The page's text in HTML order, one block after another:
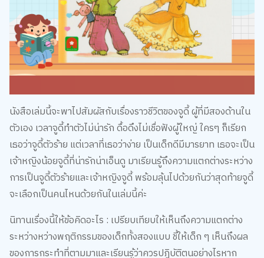
นังสือเล่มนี้จะพาไปสัมผัสกับเรื่องราวชีวิตของจูดี้ ผู้ที่มีสองด้านใน
ตัวเอง เวลาจูดี้ทำตัวไม่น่ารัก ดื้อดึงไม่เชื่อฟังผู้ใหญ่ ใครๆ ก็เรียก
เธอว่าจูดี้ตัวร้าย แต่เวลาที่เธอว่าง่าย เป็นเด็กดีมีมารยาท เธอจะเป็น
เจ้าหญิงน้อยจูดี้ที่น่ารักน่าเอ็นดู มาเรียนรู้ถึงความแตกต่างระหว่าง
การเป็นจูดี้ตัวร้ายและเจ้าหญิงจูดี้ พร้อมลุ้นไปด้วยกันว่าสุดท้ายจูดี้
จะเลือกเป็นคนไหนด้วยกันในเล่มนี้ค่ะ
นิทานเรื่องนี้ให้ข้อคิดอะไร : เปรียบเทียบให้เห็นถึงความแตกต่าง
ระหว่างหว่างพฤติกรรมของเด็กทั้งสองแบบ ชี้ให้เด็ก ๆ เห็นถึงผล
ของการกระทำที่ตามมาและเรียนรู้ว่าควรปฏิบัติตนอย่างไรหาก
อยากให้ตัวเองเป็นคนที่ดีขึ้น